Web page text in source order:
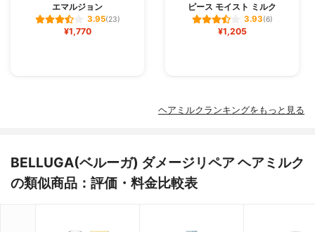
エマルジョン
3.95(23)
¥1,770
ピース モイスト ミルク
3.93(6)
¥1,205
ヘアミルクランキングをもっと見る
BELLUGA(ベルーガ) ダメージリペア ヘアミルク
の類似商品：評価・料金比較表